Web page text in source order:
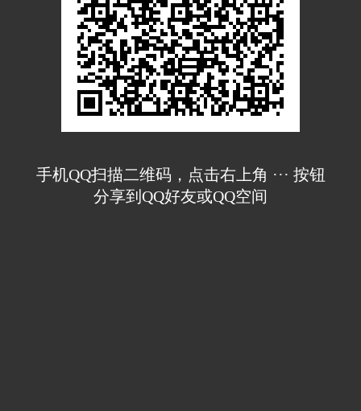
手机QQ扫描二维码，点击右上角 ··· 按钮
分享到QQ好友或QQ空间